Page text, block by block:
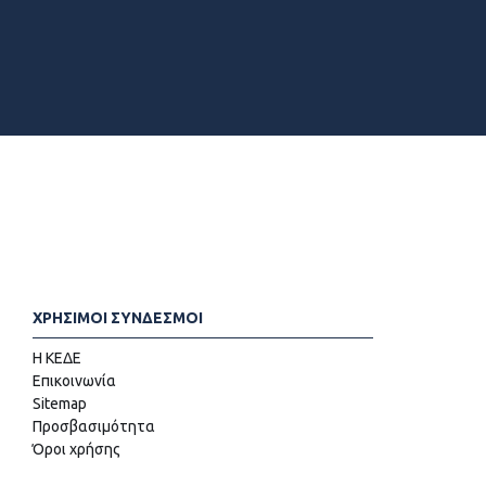
ΧΡΗΣΙΜΟΙ ΣΥΝΔΕΣΜΟΙ
Η ΚΕΔΕ
Επικοινωνία
Sitemap
Προσβασιμότητα
Όροι χρήσης